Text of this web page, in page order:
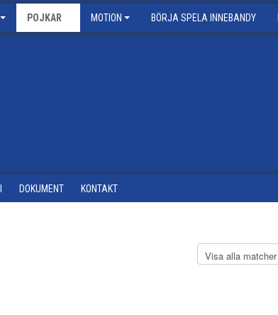
POJKAR MOTION BÖRJA SPELA INNEBANDY
DOKUMENT KONTAKT